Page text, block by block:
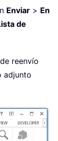
Enviar > En
de
reenvío
adjunto